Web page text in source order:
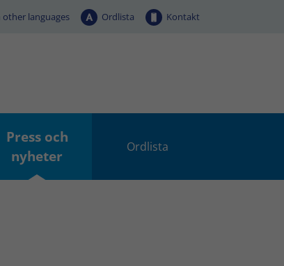
other languages Ordlista Kontakt
Press och
nyheter
Ordlista